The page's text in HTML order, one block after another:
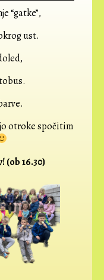
“gatke”,
ust.
otroke spočitim
(ob 16.30)